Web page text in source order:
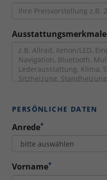
Ausstattungsmerkmale
PERSÖNLICHE DATEN
Anrede*
Vorname*